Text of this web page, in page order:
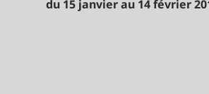
du 15 janvier au 14 février